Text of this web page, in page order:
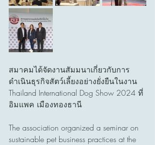
สมาคมได้จัดงานสัมมนาเกี่ยวกับการ
ดำเนินธุรกิจสัตว์เลี้ยงอย่างยั่งยืนในงาน
Thailand International Dog Show 2024 ที่
อิมแพค เมืองทองธานี
The association organized a seminar on
sustainable pet business practices at the